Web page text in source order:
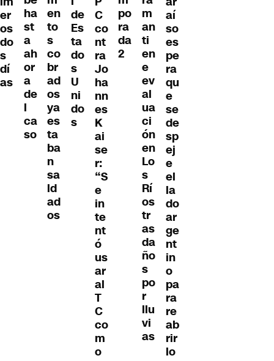
er
os
do
s
dí
as
ha
st
a
ah
or
a
de
l
ca
so
en
to
s
co
br
ad
os
ya
es
ta
ba
n
sa
ld
ad
os
de
Es
ta
do
s
U
ni
do
s
C
co
nt
ra
Jo
ha
nn
es
K
ai
se
r:
“S
e
in
te
nt
ó
us
ar
al
T
C
co
m
o
po
ra
da
2
m
an
ti
en
e
ev
al
ua
ci
ón
en
Lo
s
Rí
os
tr
as
da
ño
s
po
r
llu
vi
as
aí
so
es
pe
ra
qu
e
se
de
sp
ej
e
el
la
do
ar
ge
nt
in
o
pa
ra
re
ab
rir
lo